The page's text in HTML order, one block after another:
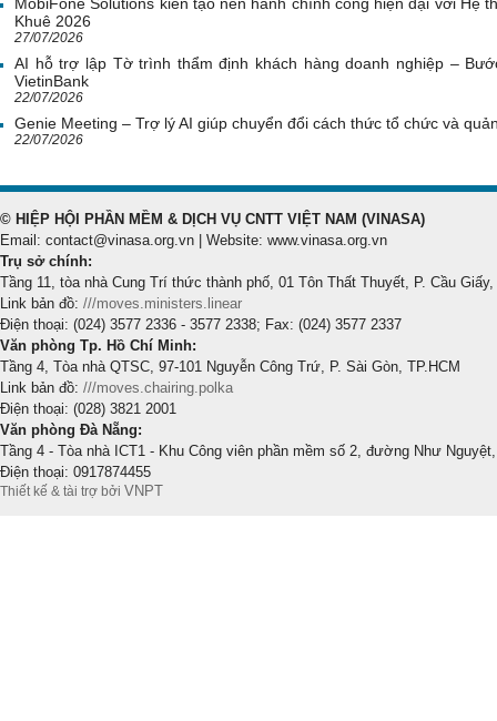
Khuê 2026
27/07/2026
AI hỗ trợ lập Tờ trình thẩm định khách hàng doanh nghiệp –
VietinBank
22/07/2026
Genie Meeting – Trợ lý AI giúp chuyển đổi cách thức tổ chức và
22/07/2026
© HIỆP HỘI PHẦN MỀM & DỊCH VỤ CNTT VIỆT NAM (VINASA)
Email: contact@vinasa.org.vn | Website: www.vinasa.org.vn
Trụ sở chính:
Tầng 11, tòa nhà Cung Trí thức thành phố, 01 Tôn Thất Thuyết, P. Cầu Giấy,
Link bản đồ: ///moves.ministers.linear
Điện thoại: (024) 3577 2336 - 3577 2338; Fax: (024) 3577 2337
Văn phòng Tp. Hồ Chí Minh:
Tầng 4, Tòa nhà QTSC, 97-101 Nguyễn Công Trứ, P. Sài Gòn, TP.HCM
Link bản đồ: ///moves.chairing.polka
Điện thoại: (028) 3821 2001
Văn phòng Đà Nẵng:
Tầng 4 - Tòa nhà ICT1 - Khu Công viên phần mềm số 2, đường Như
Điện thoại: 0917874455
Thiết kế & tài trợ bởi VNPT